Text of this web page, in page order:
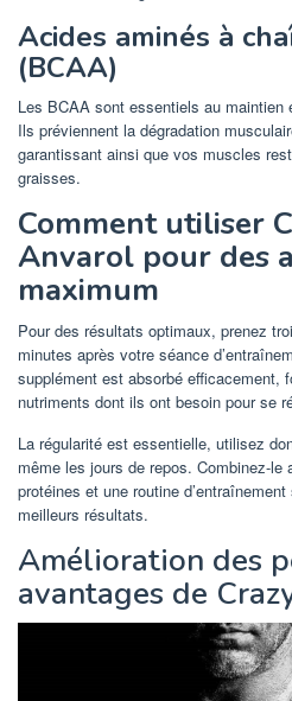
Acides aminés à
(BCAA)
Les BCAA sont essentiels au maintien
Ils préviennent la dégradation
garantissant ainsi que vos muscles
graisses.
Comment utiliser
Anvarol pour des
maximum
Pour des résultats optimaux, prenez
minutes après votre séance
supplément est absorbé efficacement,
nutriments dont ils ont besoin pour se
La régularité est essentielle, utilisez
même les jours de repos. Combinez-le
protéines et une routine
meilleurs résultats.
Amélioration des
avantages de